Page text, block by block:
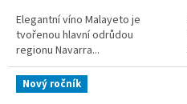
Elegantní víno Malayeto je
tvořenou hlavní odrůdou
regionu Navarra...
Nový ročník